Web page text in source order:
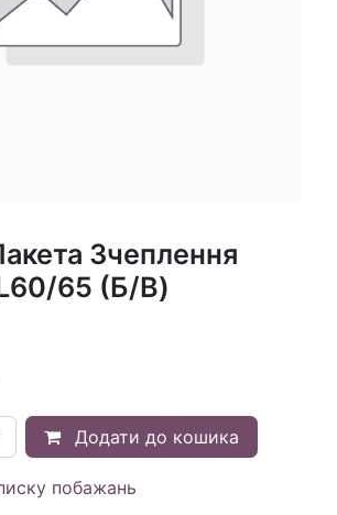
Зчеплення
65 (Б/В)
Додати до кошика
побажань